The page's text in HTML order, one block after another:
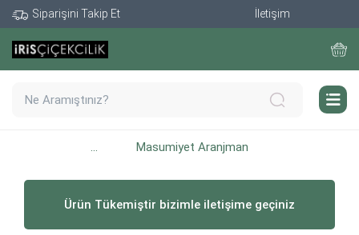
Siparişini Takip Et İletişim
... Masumiyet Aranjman
Ürün Tükemiştir bizimle iletişime geçiniz